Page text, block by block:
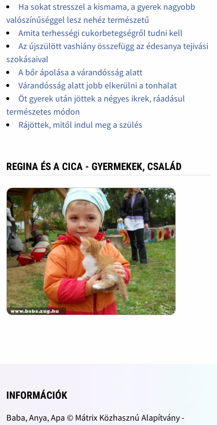
Ha sokat stresszel a kismama, a gyerek nagyobb
valószínűséggel lesz nehéz természetű
Amita terhességi cukorbetegségről tudni kell
Az újszülött vashiány összefügg az édesanya tejivási
szokásaival
A bőr ápolása a várandósság alatt
Várandósság alatt jobb elkerülni a tonhalat
Öt gyerek után jöttek a négyes ikrek, ráadásul
természetes módon
Rájöttek, mitől indul meg a szülés
REGINA ÉS A CICA - GYERMEKEK, CSALÁD
INFORMÁCIÓK
Baba, Anya, Apa © Mátrix Közhasznú Alapítvány -